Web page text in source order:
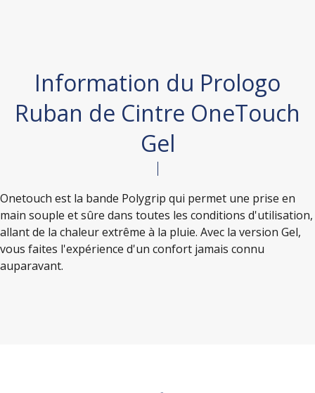
Information du Prologo
Ruban de Cintre OneTouch
Gel
Onetouch est la bande Polygrip qui permet une prise en
main souple et sûre dans toutes les conditions d'utilisation,
allant de la chaleur extrême à la pluie. Avec la version Gel,
vous faites l'expérience d'un confort jamais connu
auparavant.